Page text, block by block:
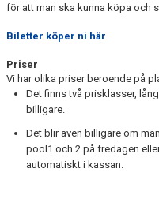
för att man ska kunna köpa och
Biletter köper ni här
Priser
Vi har olika priser beroende på
Det finns två prisklasser,
billigare.
Det blir även billigare om
pool1 och 2 på fredagen
automatiskt i kassan.